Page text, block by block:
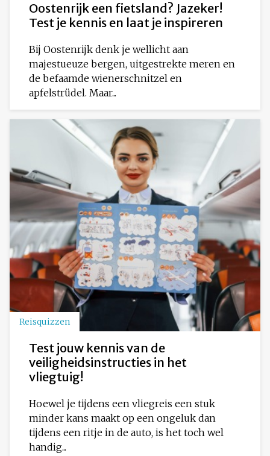
Oostenrijk een fietsland? Jazeker!
Test je kennis en laat je inspireren
Bij Oostenrijk denk je wellicht aan
majestueuze bergen, uitgestrekte meren en
de befaamde wienerschnitzel en
apfelstrüdel. Maar...
Reisquizzen
Test jouw kennis van de
veiligheidsinstructies in het
vliegtuig!
Hoewel je tijdens een vliegreis een stuk
minder kans maakt op een ongeluk dan
tijdens een ritje in de auto, is het toch wel
handig...